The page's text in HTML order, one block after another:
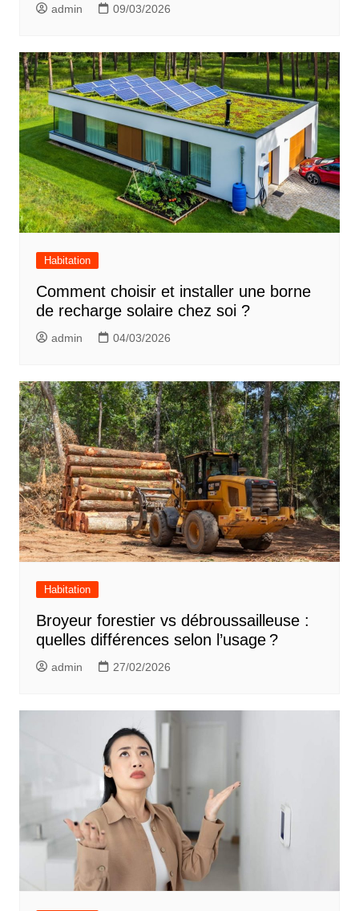
admin 09/03/2026
Habitation
Comment choisir et installer une borne
de recharge solaire chez soi ?
admin 04/03/2026
Habitation
Broyeur forestier vs débroussailleuse :
quelles différences selon l’usage ?
admin 27/02/2026